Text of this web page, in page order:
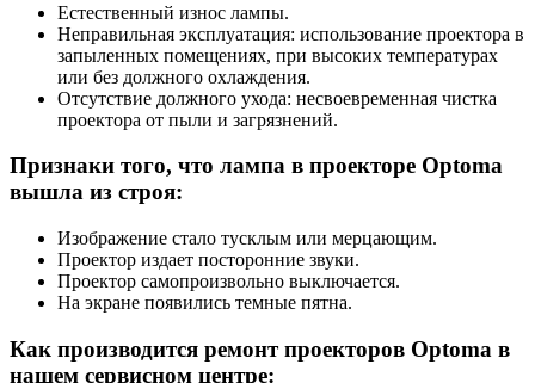
Естественный износ лампы.
Неправильная эксплуатация: использование проектора в
запыленных помещениях, при высоких температурах
или без должного охлаждения.
Отсутствие должного ухода: несвоевременная чистка
проектора от пыли и загрязнений.
Признаки того, что лампа в проекторе Optoma
вышла из строя:
Изображение стало тусклым или мерцающим.
Проектор издает посторонние звуки.
Проектор самопроизвольно выключается.
На экране появились темные пятна.
Как производится ремонт проекторов Optoma в
нашем сервисном центре: